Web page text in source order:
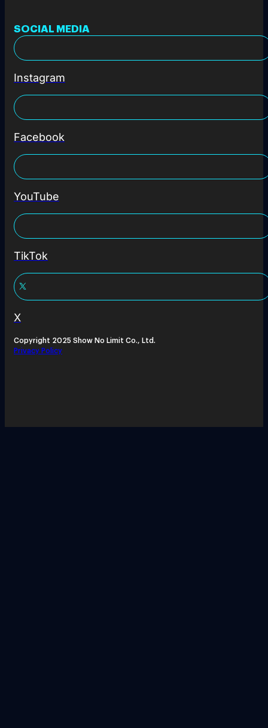
SOCIAL MEDIA
Instagram
Facebook
YouTube
TikTok
X
Copyright 2025 Show No Limit Co., Ltd.
Privacy Policy